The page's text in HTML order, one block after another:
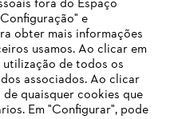
NÃO SUPORTA
fora do Espaço
e
obter mais informações
usamos. Ao clicar em
de todos os
associados. Ao clicar
quaisquer cookies que
Em "Configurar", pode